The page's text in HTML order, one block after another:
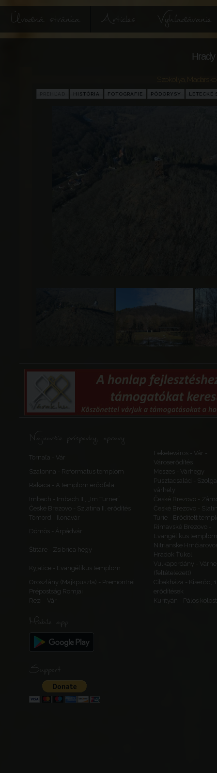
Úvodná stránka Articles Vyhľadávanie
Szokolya
HISTÓRIA FOTOGRAFIE PÔDORYSY LETECKÉ
Najnovšie príspevky, opravy
Tornaľa - Vár
Feketeváros - Vár -
Városerődítés
Szalonna - Református templom
Meszes - Várhegy
Rakaca - A templom erődfala
Pusztacsalád -
várhely
Imbach - Imbach II., „Im Turner”
České Brezovo -
České Brezovo - Szlatina II. erődítés
České Brezovo -
Tömörd - Ilonavár
Turie - Erődített
Dömös - Árpádvár
Rimavské Brezovo -
Evangélikus templom
Štitáre - Zsibrica hegy
Nitrianske
Hrádok Ťúkol
Kyjatice - Evangélikus templom
Vulkapordány -
(feltételezett)
Oroszlány (Majkpuszta) - Premontrei
Prépostság Romjai
Cibakháza - Kiserőd,
erődítések
Rezi - Vár
Kurityán - Pálos
Mobile app
Support